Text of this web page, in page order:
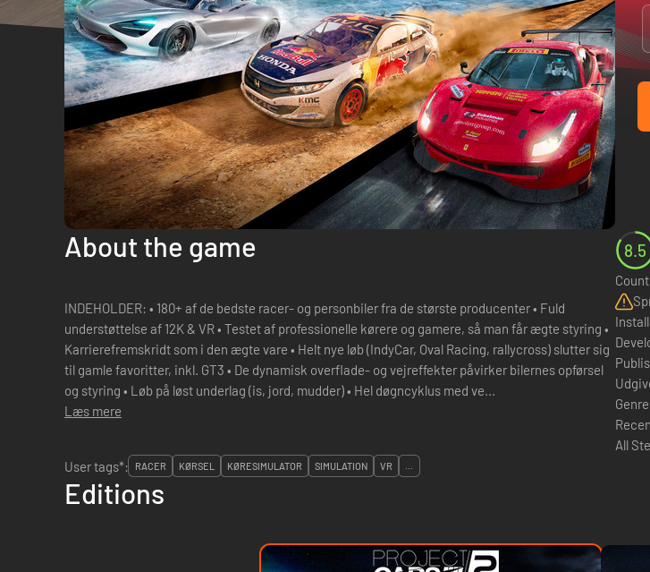
About the game
INDEHOLDER: • 180+ af de bedste racer- og personbiler fra de største producenter • Fuld
understøttelse af 12K & VR • Testet af professionelle kørere og gamere, så man får ægte styring •
Karrierefremskridt som i den ægte vare • Helt nye løb (IndyCar, Oval Racing, rallycross) slutter sig
til gamle favoritter, inkl. GT3 • De dynamisk overflade- og vejreffekter påvirker bilernes opførsel
og styring • Løb på løst underlag (is, jord, mudder) • Hel døgncyklus med ve...
Læs mere
8.5
All
User tags*:
RACER KØRSEL KØRESIMULATOR SIMULATION VR ...
Editions